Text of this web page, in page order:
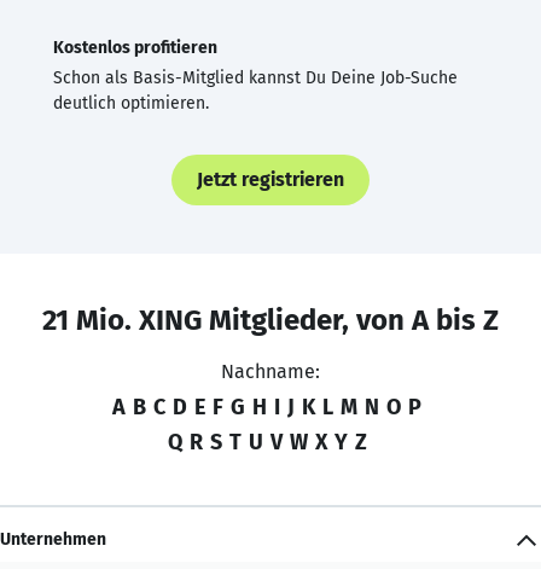
Kostenlos profitieren
Schon als Basis-Mitglied kannst Du Deine Job-Suche
deutlich optimieren.
Jetzt registrieren
21 Mio. XING Mitglieder, von A bis Z
Nachname:
A B C D E F G H I J K L M N O P
Q R S T U V W X Y Z
Unternehmen